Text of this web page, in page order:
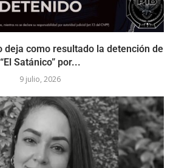
deja como resultado la detención de
“El Satánico” por...
9 julio, 2026